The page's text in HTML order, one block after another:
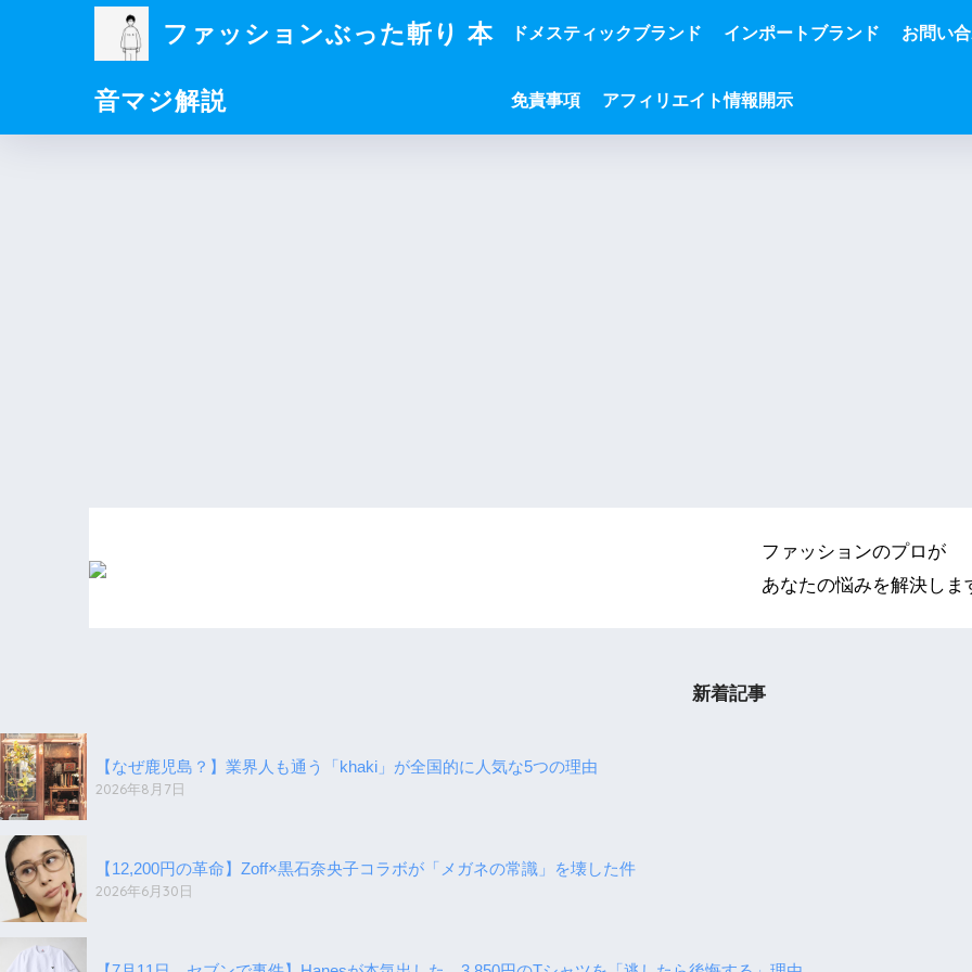
ファッションぶった斬り 本
音マジ解説
ドメスティックブランド インポートブランド お問い
免責事項 アフィリエイト情報開示
ファッションのプロが
あなたの悩みを解決しま
新着記事
【なぜ鹿児島？】業界人も通う「khaki」が全国的に人気な5つの理由
2026年8月7日
【12,200円の革命】Zoff×黒石奈央子コラボが「メガネの常識」を壊した件
2026年6月30日